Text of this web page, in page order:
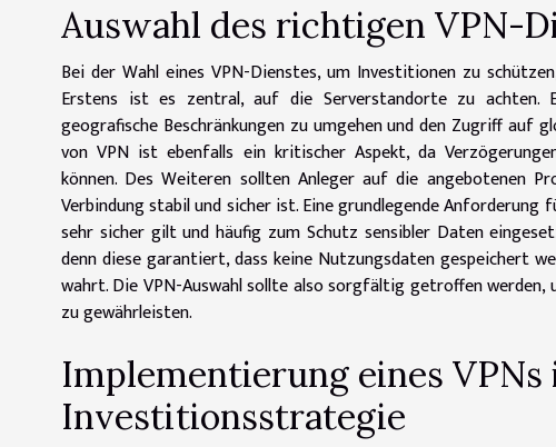
Auswahl des richtigen VPN-
Bei der Wahl eines VPN-Dienstes, um Investitionen zu
Erstens ist es zentral, auf die Serverstandorte zu achten.
geografische Beschränkungen zu umgehen und den Zugriff auf
von VPN ist ebenfalls ein kritischer Aspekt, da
können. Des Weiteren sollten Anleger auf die angebotenen
Verbindung stabil und sicher ist. Eine grundlegende Anforderung
sehr sicher gilt und häufig zum Schutz sensibler Daten
denn diese garantiert, dass keine Nutzungsdaten gespeichert
wahrt. Die VPN-Auswahl sollte also sorgfältig getroffen
zu gewährleisten.
Implementierung eines VPNs
Investitionsstrategie